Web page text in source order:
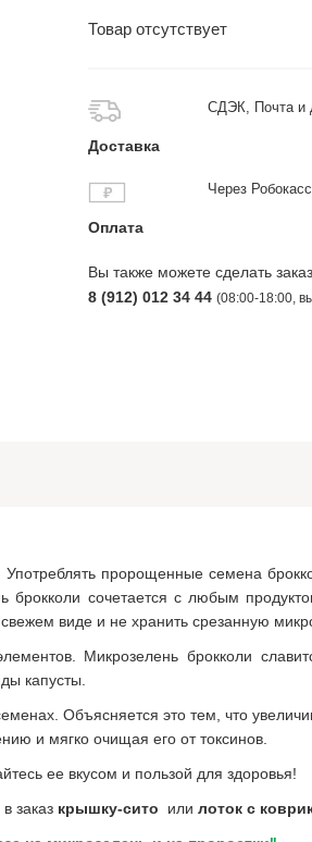
Товар отсутствует
Доставка
СДЭК, Почта и
Оплата
Через
Вы также можете сделать
8 (912) 012 34 44 (08:00-18:00,
пророщенные семена
сочетается с любым
виде и не хранить срезанную
Микрозелень брокколи
капусты.
Объясняется это тем, что
и мягко очищая его от токсинов.
ее вкусом и пользой для здоровья!
заказ крышку-сито или лоток с